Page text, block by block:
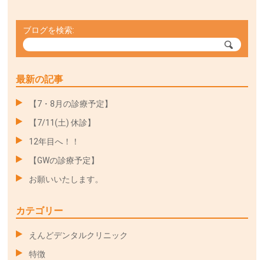
ブログを検索:
最新の記事
【7・8月の診療予定】
【7/11(土) 休診】
12年目へ！！
【GWの診療予定】
お願いいたします。
カテゴリー
えんどデンタルクリニック
特徴